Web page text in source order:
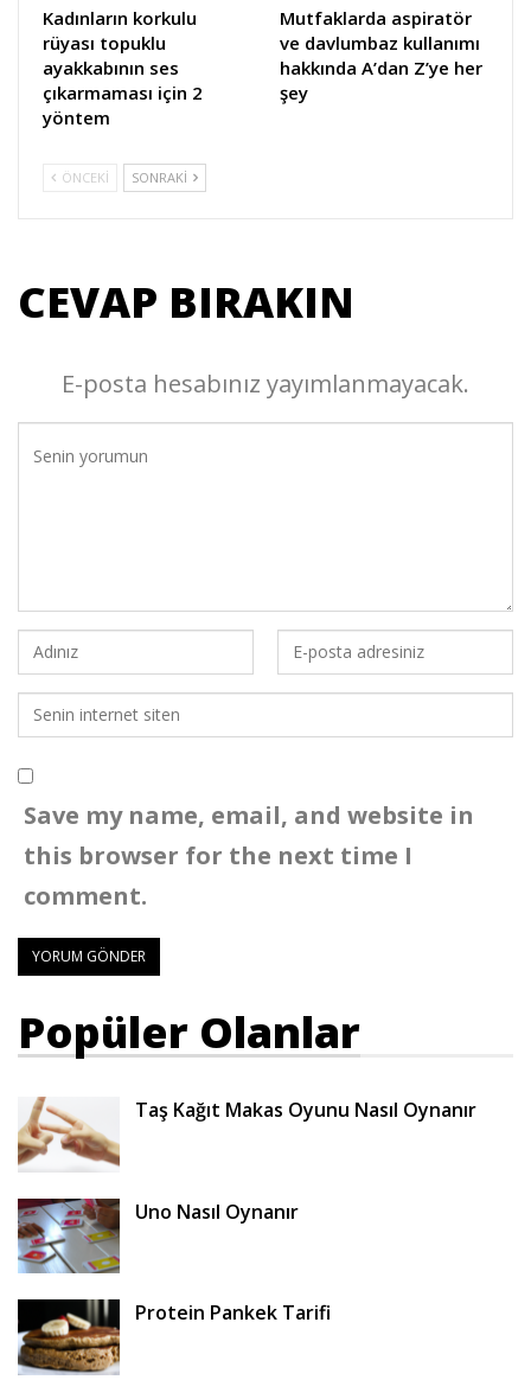
Kadınların korkulu
rüyası topuklu
ayakkabının ses
çıkarmaması için 2
yöntem
Mutfaklarda aspiratör
ve davlumbaz kullanımı
hakkında A’dan Z’ye her
şey
ÖNCEKI SONRAKI
CEVAP BIRAKIN
E-posta hesabınız yayımlanmayacak.
Save my name, email, and website in
this browser for the next time I
comment.
Popüler Olanlar
Taş Kağıt Makas Oyunu Nasıl Oynanır
Uno Nasıl Oynanır
Protein Pankek Tarifi